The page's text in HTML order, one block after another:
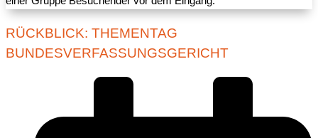
RÜCKBLICK: THEMENTAG
BUNDESVERFASSUNGSGERICHT